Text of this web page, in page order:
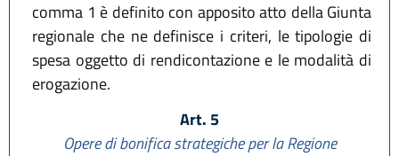
comma 1 è definito con apposito atto della Giunta
regionale che ne definisce i criteri, le tipologie di
spesa oggetto di rendicontazione e le modalità di
erogazione.
Art. 5
Opere di bonifica strategiche per la Regione